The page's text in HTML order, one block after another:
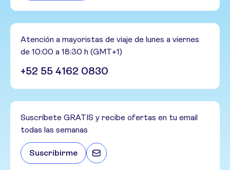
Atención a mayoristas de viaje de lunes a viernes
de 10:00 a 18:30 h (GMT+1)
+52 55 4162 0830
Suscríbete GRATIS y recibe ofertas en tu email
todas las semanas
Suscribirme